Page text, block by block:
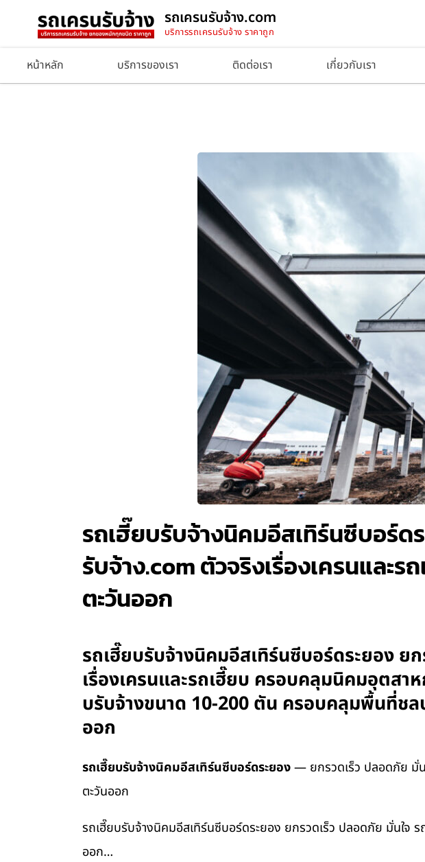
รถเครนรับจ้าง.com
บริการรถเครนรับจ้าง ราคาถูก
หน้าหลัก บริการของเรา ติดต่อเรา เกี่ยวกับเรา
รถเฮี๊ยบรับจ้างนิคมอีสเทิร์นซีบอร์ด
รับจ้าง.com ตัวจริงเรื่องเครนแล
ตะวันออก
รถเฮี๊ยบรับจ้างนิคมอีสเทิร์นซีบอร์ดระยอง ย
เรื่องเครนและรถเฮี๊ยบ ครอบคลุมนิคมอุตสา
บรับจ้างขนาด 10-200 ตัน ครอบคลุมพื้นที่ชล
ออก
รถเฮี๊ยบรับจ้างนิคมอีสเทิร์นซีบอร์ดระยอง— ยกรวดเร็ว ปลอดภัย มั่น
ตะวันออก
รถเฮี๊ยบรับจ้างนิคมอีสเทิร์นซีบอร์ดระยอง ยกรวดเร็ว ปลอดภัย มั่นใจ
ออก…